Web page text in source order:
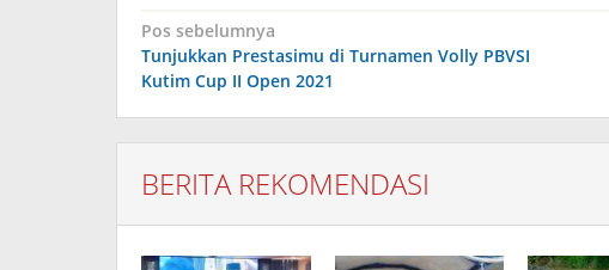
Navigasi
pos
Pos sebelumnya
Tunjukkan Prestasimu di Turnamen Volly PBVSI
Kutim Cup II Open 2021
BERITA REKOMENDASI